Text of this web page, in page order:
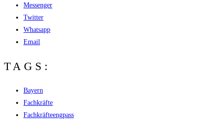
Messenger
Twitter
Whatsapp
Email
TAGS:
Bayern
Fachkräfte
Fachkräfteengpass